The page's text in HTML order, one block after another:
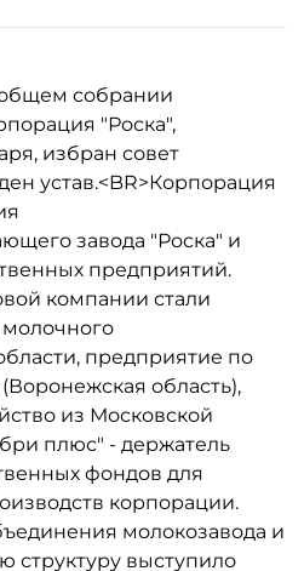
собрании
"Роска",
избран совет
устав.<BR>Корпорация
завода "Роска" и
предприятий.
компании стали
предприятие по
область),
из Московской
плюс" - держатель
фондов для
корпорации.
молокозавода и
структуру выступило